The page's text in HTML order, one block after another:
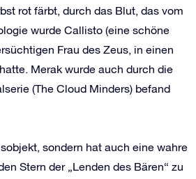
rot färbt, durch das Blut, das vom
wurde Callisto (eine schöne
Frau des Zeus, in einen
Merak wurde auch durch die
(The Cloud Minders) befand
sondern hat auch eine wahre
Stern der „Lenden des Bären“ zu